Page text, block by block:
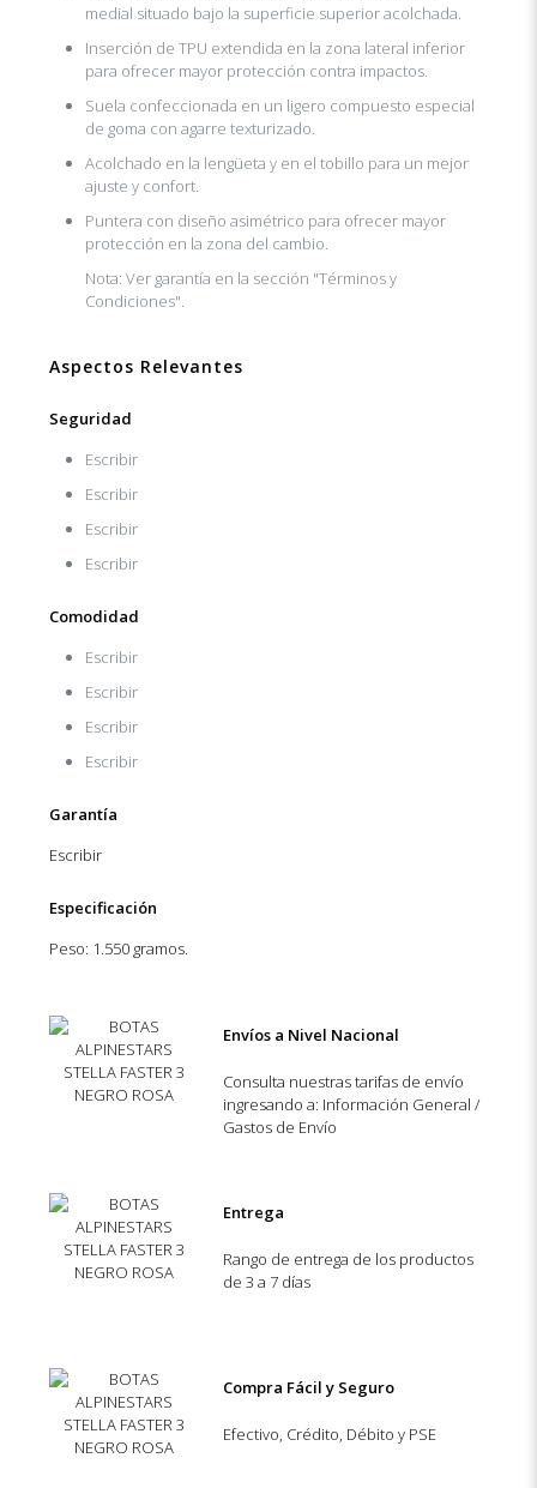
medial situado bajo la superficie superior acolchada.
Inserción de TPU extendida en la zona lateral inferior
para ofrecer mayor protección contra impactos.
Suela confeccionada en un ligero compuesto especial
de goma con agarre texturizado.
Acolchado en la lengüeta y en el tobillo para un mejor
ajuste y confort.
Puntera con diseño asimétrico para ofrecer mayor
protección en la zona del cambio.
Nota: Ver garantía en la sección "Términos y
Condiciones".
Aspectos Relevantes
Seguridad
Escribir
Escribir
Escribir
Escribir
Comodidad
Escribir
Escribir
Escribir
Escribir
Garantía
Escribir
Especificación
Peso: 1.550 gramos.
Envíos a Nivel Nacional
Consulta nuestras tarifas de envío
ingresando a: Información General /
Gastos de Envío
Entrega
Rango de entrega de los productos
de 3 a 7 días
Compra Fácil y Seguro
Efectivo, Crédito, Débito y PSE